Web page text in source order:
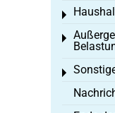
Toggle
Toggle
Toggle